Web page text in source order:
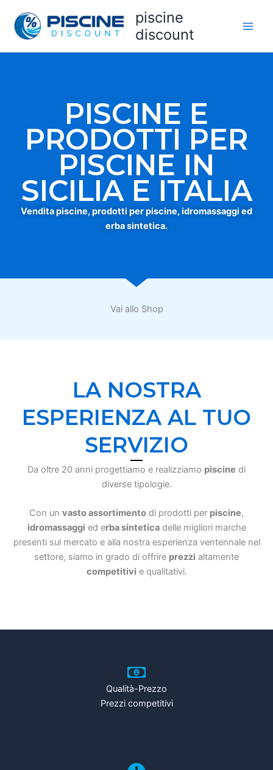
contenuto
piscine
discount
PISCINE E
PRODOTTI PER
PISCINE IN
SICILIA E ITALIA
Vendita piscine, prodotti per piscine, idromassaggi ed
erba sintetica.
Vai allo Shop
LA NOSTRA
ESPERIENZA AL TUO
SERVIZIO
Da oltre 20 anni progettiamo e realizziamo piscine di
diverse tipologie.
Con un vasto assortimento di prodotti per piscine,
idromassaggi ed erba sinteticadelle migliori marche
presenti sul mercato e alla nostra esperienza ventennale nel
settore, siamo in grado di offrire prezzi altamente
competitivi e qualitativi.
Qualità-Prezzo
Prezzi competitivi